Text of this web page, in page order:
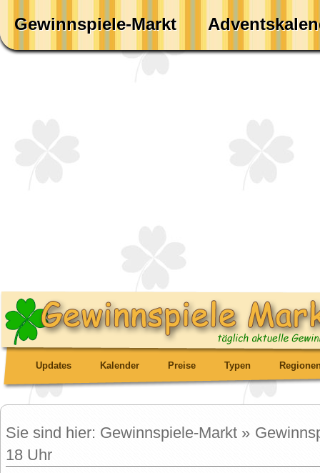
Gewinnspiele-Markt
Updates Kalender Preise Typen
Sie sind hier: Gewinnspiele-Markt »
18 Uhr